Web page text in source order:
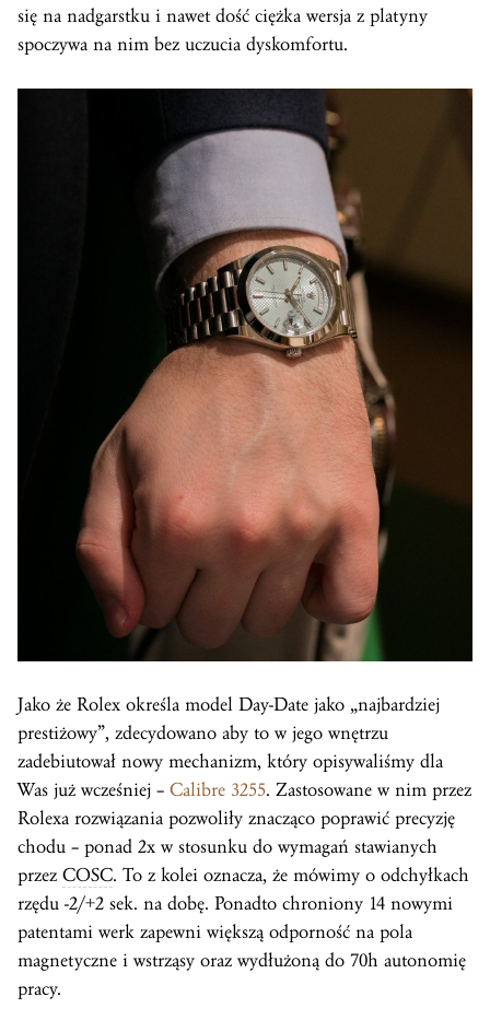
się na nadgarstku i nawet dość ciężka wersja z platyny
spoczywa na nim bez uczucia dyskomfortu.
Jako że Rolex określa model Day-Date jako „najbardziej
prestiżowy”, zdecydowano aby to w jego wnętrzu
zadebiutował nowy mechanizm, który opisywaliśmy dla
Was już wcześniej – Calibre 3255. Zastosowane w nim przez
Rolexa rozwiązania pozwoliły znacząco poprawić precyzję
chodu – ponad 2x w stosunku do wymagań stawianych
przez COSC. To z kolei oznacza, że mówimy o odchyłkach
rzędu -2/+2 sek. na dobę. Ponadto chroniony 14 nowymi
patentami werk zapewni większą odporność na pola
magnetyczne i wstrząsy oraz wydłużoną do 70h autonomię
pracy.